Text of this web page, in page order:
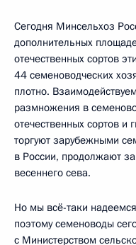
Сегодня Минсельхоз
дополнительных
отечественных сортов
44 семеноводческих
плотно.
размножения в
отечественных сортов
торгуют зарубежными
в России, продолжают
весеннего сева.
Но мы всё-таки
поэтому семеноводы
с Министерством